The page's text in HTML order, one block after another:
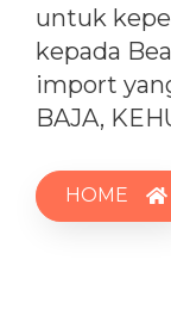
untuk
kepada
import
BAJA,
HOME